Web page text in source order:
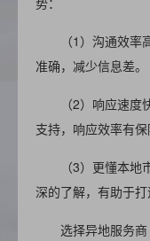
（1）沟通效
准确，减少信息差。
（2） 响应速度
支持，响应效率有保
（3） 更懂本地
深的了解，有助于打
选择异地服务